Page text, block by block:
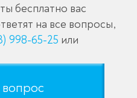
бесплатно вас
на все вопросы,
998-65-25 или